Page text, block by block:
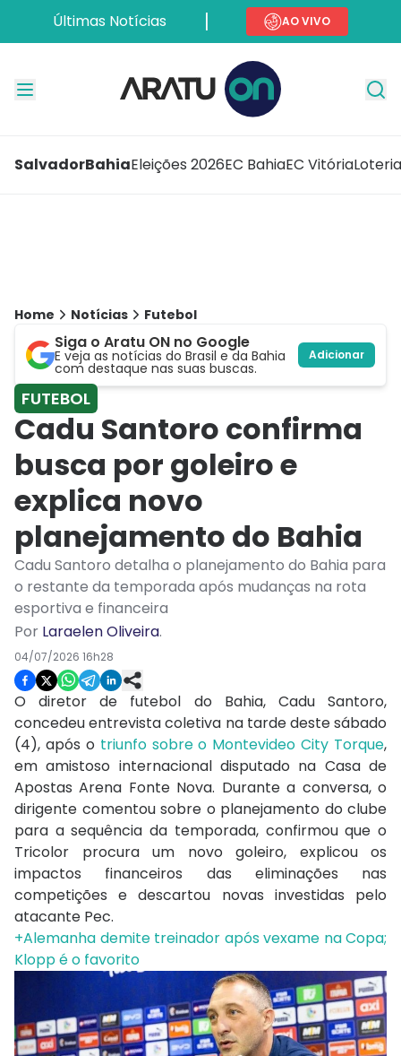
Últimas Notícias AO VIVO
SalvadorBahiaEleições 2026EC BahiaEC Vitória
Home Notícias Futebol
Siga o Aratu ON no Google
E veja as notícias do Brasil e da Bahia
com destaque nas suas buscas.
Adicionar
FUTEBOL
Cadu Santoro confirma
busca por goleiro e
explica novo
planejamento do Bahia
Cadu Santoro detalha o planejamento do Bahia para
o restante da temporada após mudanças na rota
esportiva e financeira
Por Laraelen Oliveira.
04/07/2026 16h28
O diretor de futebol do Bahia, Cadu Santoro,
concedeu entrevista coletiva na tarde deste sábado
(4), após o triunfo sobre o Montevideo City Torque,
em amistoso internacional disputado na Casa de
Apostas Arena Fonte Nova. Durante a conversa, o
dirigente comentou sobre o planejamento do clube
para a sequência da temporada, confirmou que o
Tricolor procura um novo goleiro, explicou os
impactos financeiros das eliminações nas
competições e descartou novas investidas pelo
atacante Pec.
+Alemanha demite treinador após vexame na Copa;
Klopp é o favorito